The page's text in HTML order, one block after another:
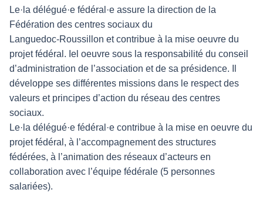
Le·la délégué·e fédéral·e assure la direction de la
Fédération des centres sociaux du
Languedoc-Roussillon et contribue à la mise oeuvre du
projet fédéral. Iel oeuvre sous la responsabilité du conseil
d’administration de l’association et de sa présidence. Il
développe ses différentes missions dans le respect des
valeurs et principes d’action du réseau des centres
sociaux.
Le·la délégué·e fédéral·e contribue à la mise en oeuvre du
projet fédéral, à l’accompagnement des structures
fédérées, à l’animation des réseaux d’acteurs en
collaboration avec l’équipe fédérale (5 personnes
salariées).